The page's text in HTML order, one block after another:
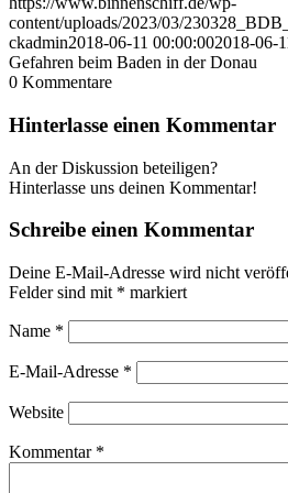
content/uploads/2023/03/
ckadmin2018-06-11 00:00:002018-06-
Gefahren beim Baden in der Donau
0 Kommentare
Hinterlasse einen Kommentar
An der Diskussion beteiligen?
Hinterlasse uns deinen Kommentar!
Schreibe einen Kommentar
Deine E-Mail-Adresse wird nicht
Felder sind mit * markiert
Name *
E-Mail-Adresse *
Website
Kommentar *